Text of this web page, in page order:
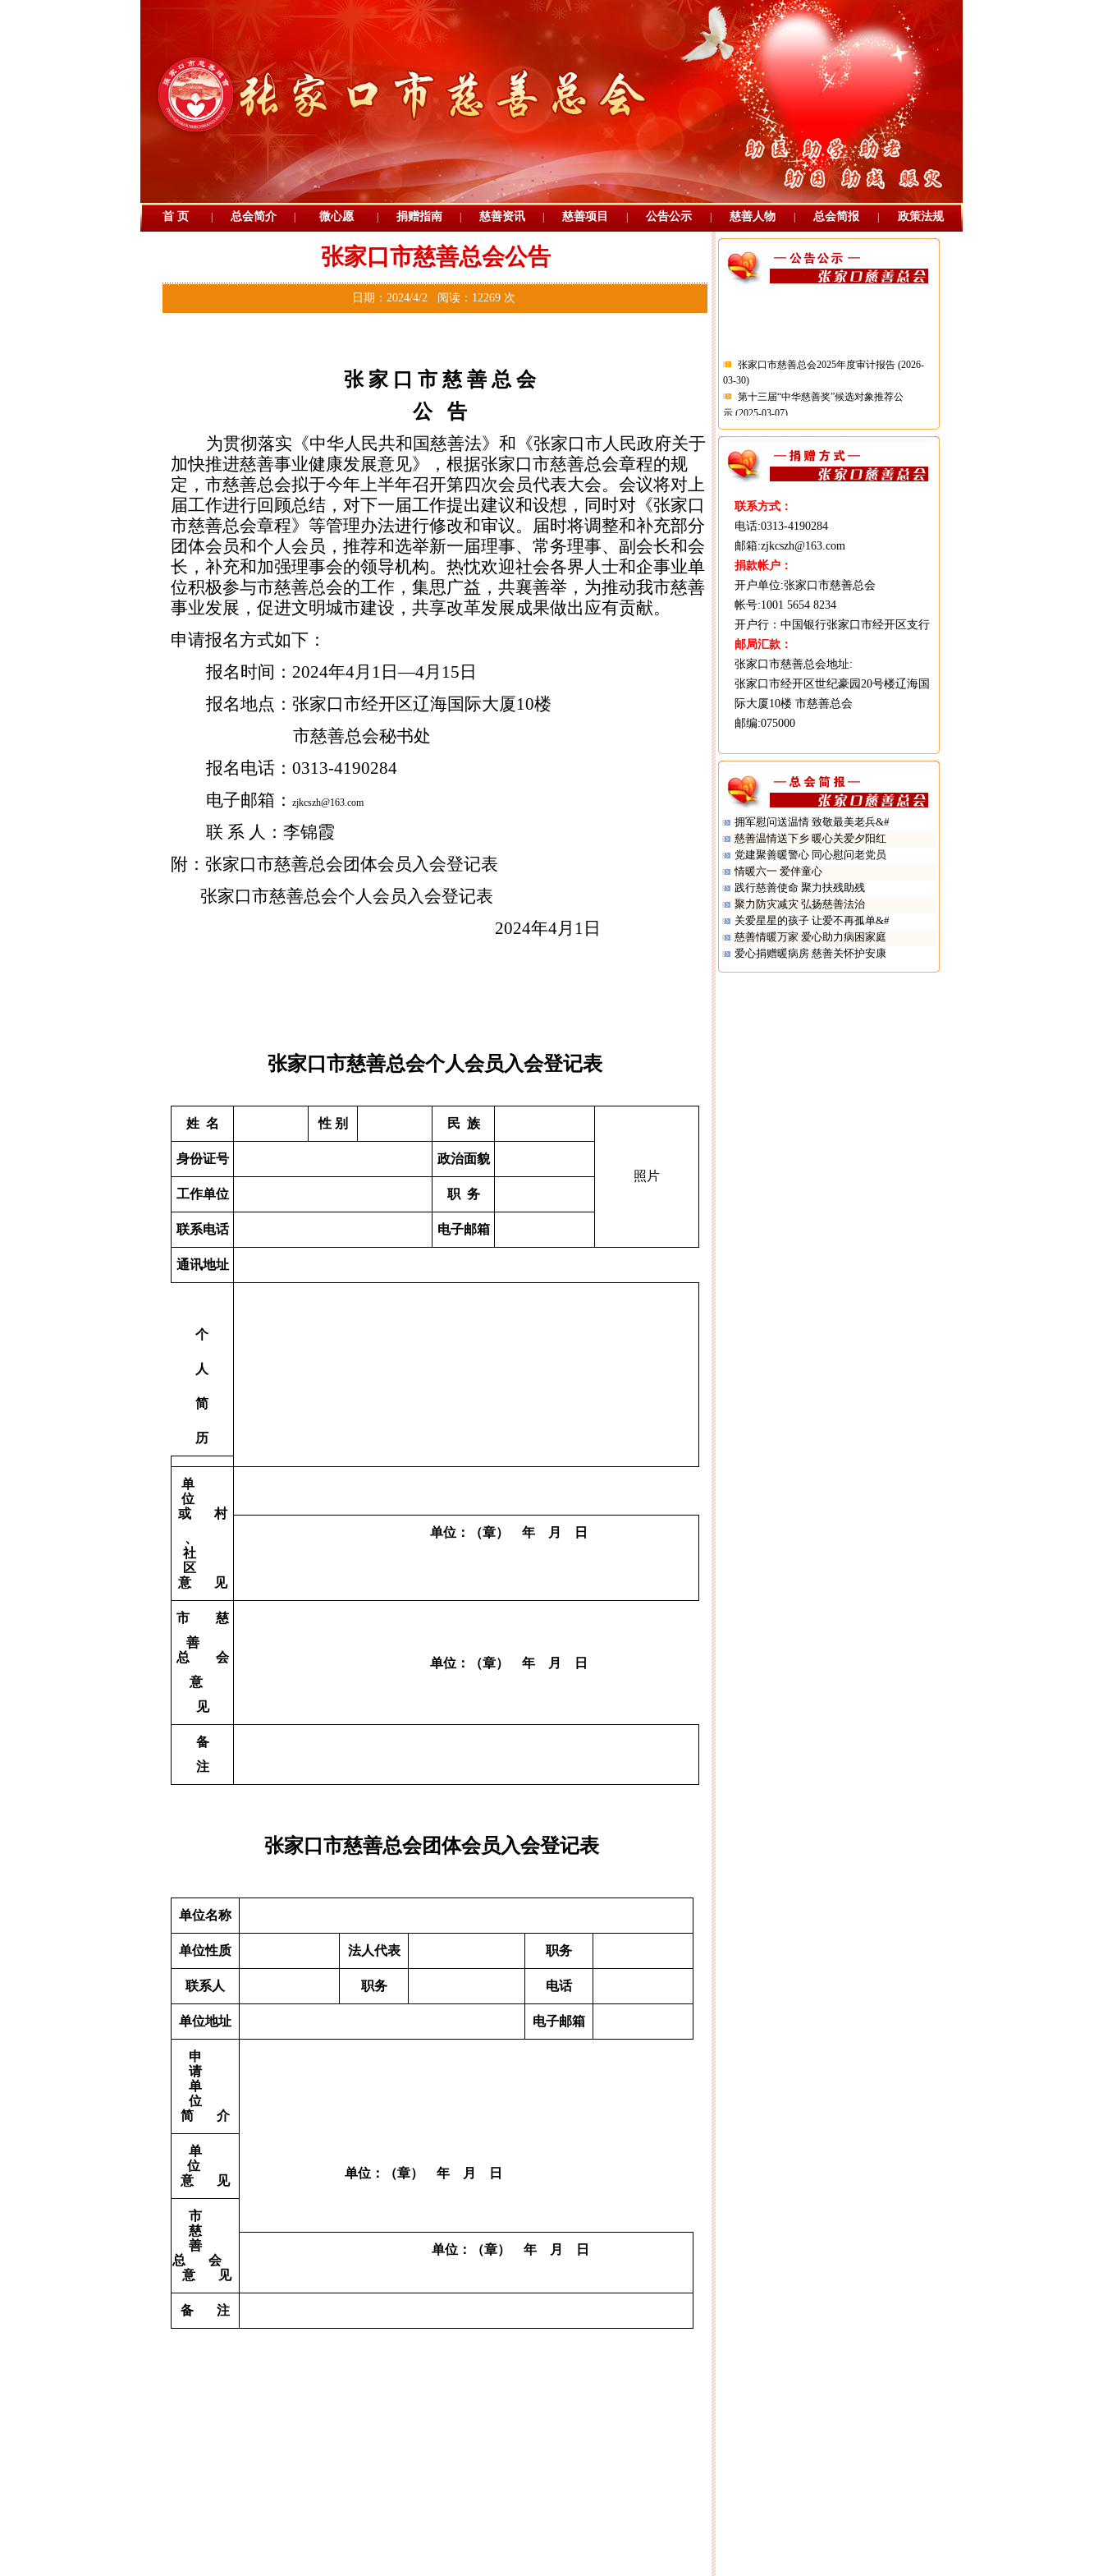
首 页 总会简介 微心愿 捐赠指南 慈善资讯 慈善项目 公告公示 慈善人物 总会简报 政策法规
张家口市慈善总会公告
日期：2024/4/2 阅读：12269 次
张 家 口 市 慈 善 总 会
公
告
为贯彻落实《中华人民共和国慈善法》和《张家口市人民政府关于
加快推进慈善事业健康发展意见》，根据张家口市慈善总会章程的规
定，市慈善总会拟于今年上半年召开第四次会员代表大会。会议将对上
届工作进行回顾总结，对下一届工作提出建议和设想，同时对《张家口
市慈善总会章程》等管理办法进行修改和审议。届时将调整和补充部分
团体会员和个人会员，推荐和选举新一届理事、常务理事、副会长和会
长，补充和加强理事会的领导机构。热忱欢迎社会各界人士和企事业单
位积极参与市慈善总会的工作，集思广益，共襄善举，为推动我市慈善
事业发展，促进文明城市建设，共享改革发展成果做出应有贡献。
申请报名方式如下：
报名时间： 2024年4月 1 日—4月 15 日
报名地点：张家口市经开区辽海国际大厦10楼
市慈善总会秘书处
报名电话： 0313-4190284
电子邮箱：
zjkcszh@163.com
联 系 人：李锦霞
附：张家口市慈善总会团体会员入会登记表
张家口市慈善总会个人会员入会登记表
2024年4月 1 日
张家口市慈善总会个人会员入会登记表
姓 名 性 别 民 族
照片
身份证号 政治面貌
工作单位 职 务
联系电话 电子邮箱
通讯地址
个
人
简
历
单
位
或
村
、
社
区
意
见
单位：（章） 年 月 日
市
慈
善
总
会
意
见
单位：（章） 年 月 日
备
注
张家口市慈善总会团体会员入会登记表
单位名称
单位性质 法人代表 职务
联系人 职务 电话
单位地址 电子邮箱
申
请
单
位
简
介
单
位
意
见
单位：（章） 年 月 日
市
慈
善
总
会
意
见
单位：（章） 年 月 日
备 注
张家口市慈善总会2025年度审计报告
03-30)
第十三届“中华慈善奖”候选对象推荐公
(2025-03-07)
03-06)
张家口市慈善总会公告(2024-04-02)
张家口市慈善总会2023年度审计报告 (2024-
张家口市慈善会2023年上半年爱心人士银行转
账捐款捐赠公示(2023-07-03)
2022年度全国慈善会爱心企业候选对象推荐公
示公告(2023-03-27)
2022年度全国慈善会爱心企业家候选对象推荐
公示公告(2023-03-27)
2022年度全国慈善会“中华慈善品牌”项目候选
对象推荐公示公告(2023-03-27)
张家口市慈善总会2022年度审计报告
03-20)
联系方式：
电话:0313-4190284
邮箱:zjkcszh@163.com
捐款帐户：
开户单位:张家口市慈善总会
帐号:1001 5654 8234
开户行：中国银行张家口市经开区支行
邮局汇款：
张家口市慈善总会地址:
张家口市经开区世纪豪园20号楼辽海国
际大厦10楼 市慈善总会
邮编:075000
拥军慰问送温情 致敬最美老兵&#
慈善温情送下乡 暖心关爱夕阳红
党建聚善暖警心 同心慰问老党员
情暖六一 爱伴童心
践行慈善使命 聚力扶残助残
聚力防灾减灾 弘扬慈善法治
关爱星星的孩子 让爱不再孤单&#
慈善情暖万家 爱心助力病困家庭
爱心捐赠暖病房 慈善关怀护安康